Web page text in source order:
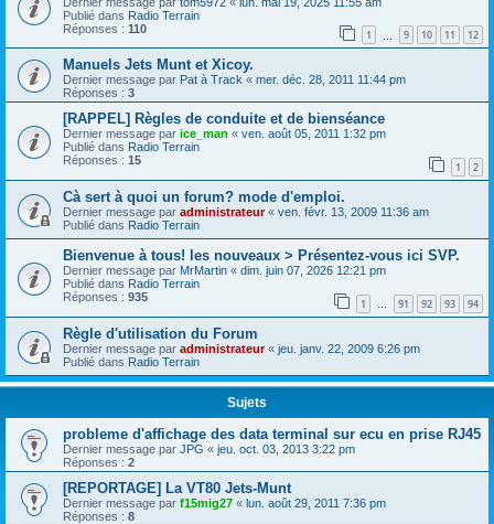
Publié dans Radio Terrain
Réponses : 110 1 9 10 11 12
Manuels Jets Munt et Xicoy.
Dernier message par Pat à Track « mer. déc. 28, 2011 11:44 pm
Réponses : 3
[RAPPEL] Règles de conduite et de bienséance
Dernier message par ice_man « ven. août 05, 2011 1:32 pm
Publié dans Radio Terrain
Réponses : 15 1 2
Cà sert à quoi un forum? mode d'emploi.
Dernier message par administrateur« ven. févr. 13, 2009 11:36 am
Publié dans Radio Terrain
Bienvenue à tous! les nouveaux > Présentez-vous ici SVP.
Dernier message par MrMartin « dim. juin 07, 2026 12:21 pm
Publié dans Radio Terrain
Réponses : 935 1 … 91 92 93 94
Règle d'utilisation du Forum
Dernier message par administrateur« jeu. janv. 22, 2009 6:26 pm
Publié dans Radio Terrain
Sujets
probleme d'affichage des data terminal sur ecu en prise RJ45
Dernier message par JPG « jeu. oct. 03, 2013 3:22 pm
Réponses : 2
[REPORTAGE] La VT80 Jets-Munt
Dernier message par f15mig27 « lun. août 29, 2011 7:36 pm
Réponses : 8